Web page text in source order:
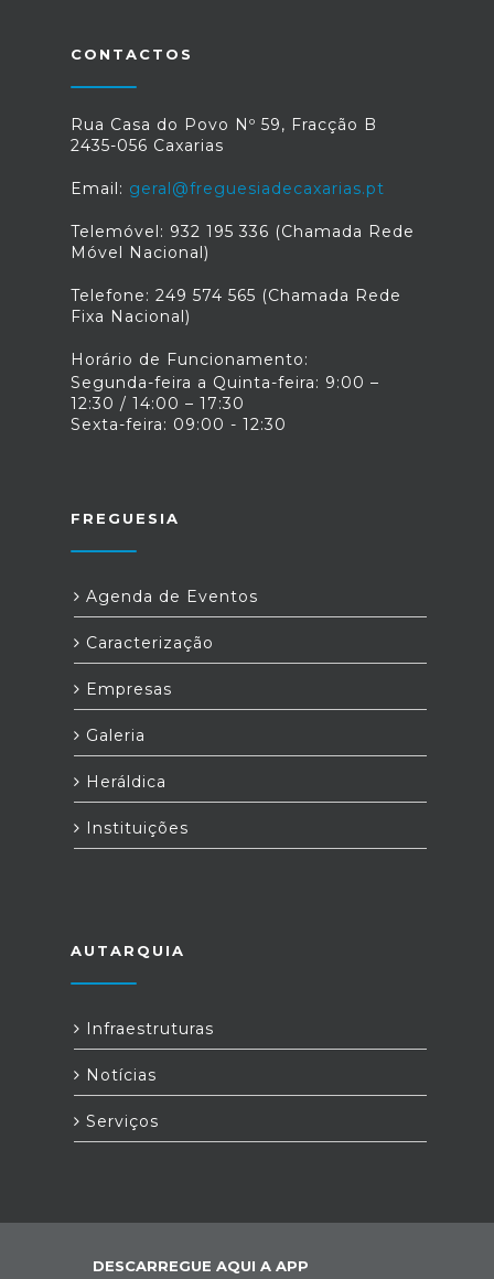
CONTACTOS
Rua Casa do Povo Nº 59, Fracção B
2435-056 Caxarias
Email: geral@freguesiadecaxarias.pt
Telemóvel: 932 195 336 (Chamada Rede
Móvel Nacional)
Telefone: 249 574 565 (Chamada Rede
Fixa Nacional)
Horário de Funcionamento:
Segunda-feira a Quinta-feira: 9:00 –
12:30 / 14:00 – 17:30
Sexta-feira: 09:00 - 12:30
FREGUESIA
Agenda de Eventos
Caracterização
Empresas
Galeria
Heráldica
Instituições
AUTARQUIA
Infraestruturas
Notícias
Serviços
DESCARREGUE AQUI A APP